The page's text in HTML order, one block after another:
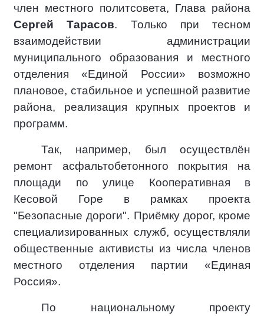
член местного политсовета, Глава района
Сергей Тарасов. Только при тесном
взаимодействии администрации
муниципального образования и местного
отделения «Единой России» возможно
плановое, стабильное и успешной развитие
района, реализация крупных проектов и
программ.
Так, например, был осуществлён
ремонт асфальтобетонного покрытия на
площади по улице Кооперативная в
Кесовой Горе в рамках проекта
"Безопасные дороги". Приёмку дорог, кроме
специализированных служб, осуществляли
общественные активисты из числа членов
местного отделения партии «Единая
Россия».
По национальному проекту